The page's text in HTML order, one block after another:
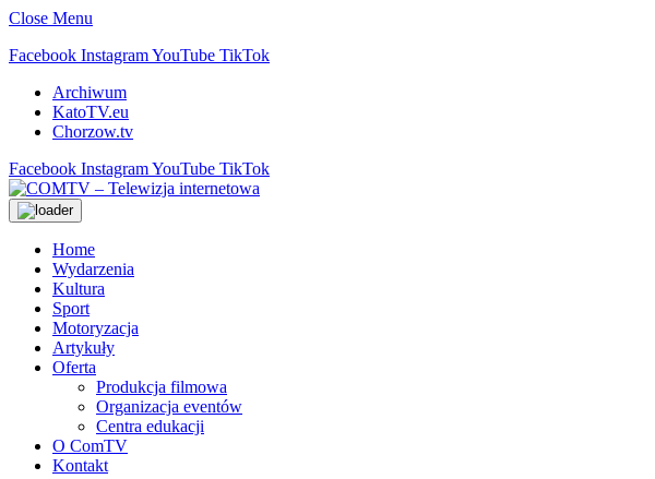
Close Menu
Facebook InstagramYouTube TikTok
Archiwum
KatoTV.eu
Chorzow.tv
Facebook InstagramYouTube TikTok
Home
Wydarzenia
Kultura
Sport
Motoryzacja
Artykuły
Oferta
Produkcja filmowa
Organizacja eventów
Centra edukacji
O ComTV
Kontakt